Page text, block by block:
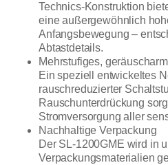
Technics-Konstruktion
eine außergewöhnlich
Anfangsbewegung –
Abtastdetails.
Mehrstufiges,
Ein speziell entwickeltes
rauschreduzierter
Rauschunterdrückung
Stromversorgung aller
Nachhaltige Verpackung
Der SL-1200GME wird in
Verpackungsmaterialien